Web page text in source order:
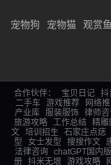
宠物狗 宠物猫 观赏鱼
合作伙伴： 宝贝日记 抖
二手车
游戏推荐 网络
产业库
服装服饰 律师
旅游攻略
工作总结 精雕
文 培训招生 石家庄点痣
型
女士发型 搜搜作文
法律咨询 chatGPT国内版
册
抖米无垠 游戏攻略